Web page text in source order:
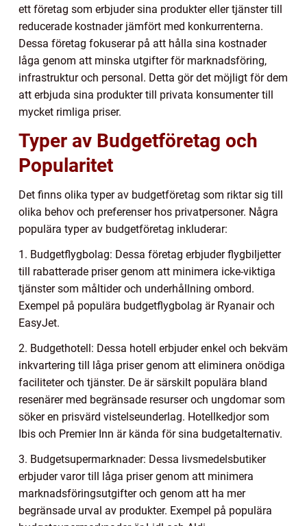
ett företag som erbjuder sina produkter eller tjänster till
reducerade kostnader jämfört med konkurrenterna.
Dessa företag fokuserar på att hålla sina kostnader
låga genom att minska utgifter för marknadsföring,
infrastruktur och personal. Detta gör det möjligt för dem
att erbjuda sina produkter till privata konsumenter till
mycket rimliga priser.
Typer av Budgetföretag och
Popularitet
Det finns olika typer av budgetföretag som riktar sig till
olika behov och preferenser hos privatpersoner. Några
populära typer av budgetföretag inkluderar:
1. Budgetflygbolag: Dessa företag erbjuder flygbiljetter
till rabatterade priser genom att minimera icke-viktiga
tjänster som måltider och underhållning ombord.
Exempel på populära budgetflygbolag är Ryanair och
EasyJet.
2. Budgethotell: Dessa hotell erbjuder enkel och bekväm
inkvartering till låga priser genom att eliminera onödiga
faciliteter och tjänster. De är särskilt populära bland
resenärer med begränsade resurser och ungdomar som
söker en prisvärd vistelseunderlag. Hotellkedjor som
Ibis och Premier Inn är kända för sina budgetalternativ.
3. Budgetsupermarknader: Dessa livsmedelsbutiker
erbjuder varor till låga priser genom att minimera
marknadsföringsutgifter och genom att ha mer
begränsade urval av produkter. Exempel på populära